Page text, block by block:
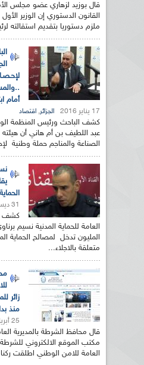
قال بوزيد لزهاري عضو مجلس
القانون الدستوري إن الوزير
ملزم دستوريا بتقديم استقالته
أمام
17 يناير 2016 الجزائر, اقتصاد
كشف الباحث ورئيس المنظمة
عبد اللطيف بن أم هاني أن هيئته
الصناعة والمناجم حملة وطنية
31 ديسمبر 2015
كشف
العامة للحماية المدنية نسيم
متعلقة بالاجلاء...
زائر
منذ
25 أبريل 2015
قال محافظ الشرطة بالمديرية
مكتب الموقع الالكتروني
العامة للامن الوطني اطلقت